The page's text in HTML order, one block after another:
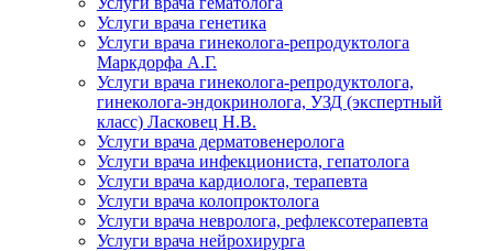
Услуги врача генетика
Услуги врача гинеколога-репродуктолога
Маркдорфа А.Г.
Услуги врача гинеколога-репродуктолога,
гинеколога-эндокринолога, УЗД (экспертный
класс) Ласковец Н.В.
Услуги врача дерматовенеролога
Услуги врача инфекциониста, гепатолога
Услуги врача кардиолога, терапевта
Услуги врача колопроктолога
Услуги врача невролога, рефлексотерапевта
Услуги врача нейрохирурга